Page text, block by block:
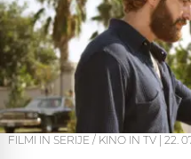
FILMI IN SERIJE / KINO IN TV 22.